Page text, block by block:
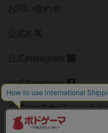
お問い合わせ
公式X
公式instagram
公式Facebook
公式YouTubeチャンネル